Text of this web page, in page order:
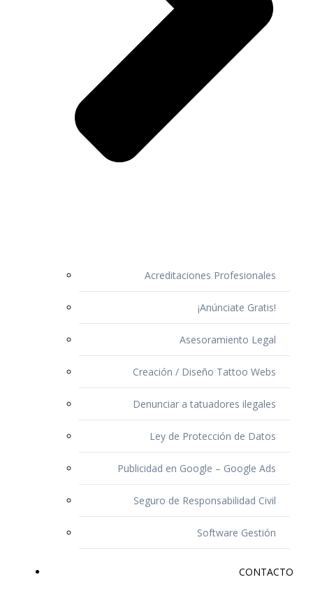
Acreditaciones Profesionales
¡Anúnciate Gratis!
Asesoramiento Legal
Creación / Diseño Tattoo Webs
Denunciar a tatuadores ilegales
Ley de Protección de Datos
Publicidad en Google – Google Ads
Seguro de Responsabilidad Civil
Software Gestión
CONTACTO